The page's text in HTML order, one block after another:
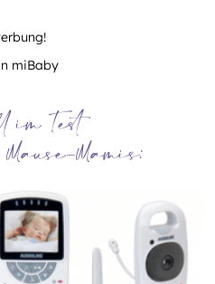
miBaby
im Test
Mamis: